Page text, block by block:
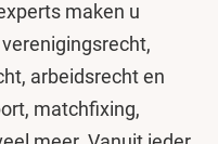
maken u
arbeidsrecht en
matchfixing,